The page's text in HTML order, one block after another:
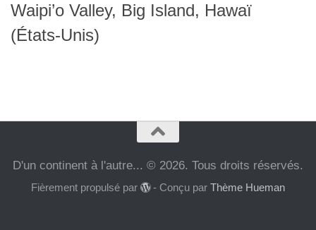
Waipi’o Valley, Big Island, Hawaï
(États-Unis)
D'un continent à l'autre... © 2026. Tous droits réservés.
Fièrement propulsé par - Conçu parThème Hueman